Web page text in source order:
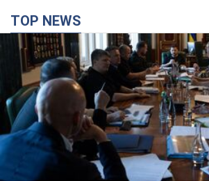
TOP NEWS